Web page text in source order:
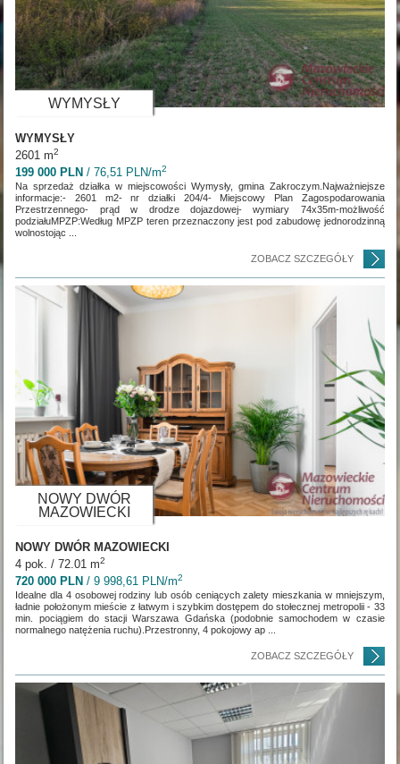
WYMYSŁY
WYMYSŁY
2601 m2
199 000 PLN / 76,51 PLN/m2
Na sprzedaż działka w miejscowości Wymysły, gmina Zakroczym.Najważniejsze
informacje:- 2601 m2- nr działki 204/4- Miejscowy Plan Zagospodarowania
Przestrzennego- prąd w drodze dojazdowej- wymiary 74x35m-możliwość
podziałuMPZP:Według MPZP teren przeznaczony jest pod zabudowę jednorodzinną
wolnostojąc ...
ZOBACZ SZCZEGÓŁY
NOWY DWÓR
MAZOWIECKI
NOWY DWÓR MAZOWIECKI
4 pok. / 72.01 m2
720 000 PLN / 9 998,61 PLN/m2
Idealne dla 4 osobowej rodziny lub osób ceniących zalety mieszkania w mniejszym,
ładnie położonym mieście z łatwym i szybkim dostępem do stołecznej metropolii - 33
min. pociągiem do stacji Warszawa Gdańska (podobnie samochodem w czasie
normalnego natężenia ruchu).Przestronny, 4 pokojowy ap ...
ZOBACZ SZCZEGÓŁY